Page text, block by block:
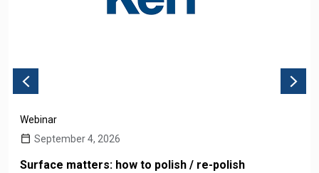
Webinar
September 4, 2026
Surface matters: how to polish / re-polish